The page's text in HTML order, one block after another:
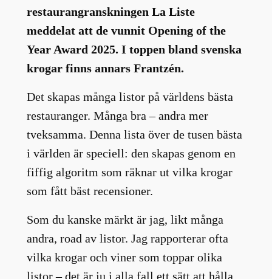
restaurangranskningen La Liste
meddelat att de vunnit Opening of the
Year Award 2025. I toppen bland svenska
krogar finns annars Frantzén.
Det skapas många listor på världens bästa
restauranger. Många bra – andra mer
tveksamma. Denna lista över de tusen bästa
i världen är speciell: den skapas genom en
fiffig algoritm som räknar ut vilka krogar
som fått bäst recensioner.
Som du kanske märkt är jag, likt många
andra, road av listor. Jag rapporterar ofta
vilka krogar och viner som toppar olika
listor – det är ju i alla fall ett sätt att hålla